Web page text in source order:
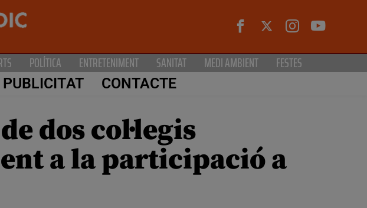
POLÍTICA ENTRETENIMENT SANITAT MEDI AMBIENT FESTES
PUBLICITAT CONTACTE
dos col·legis
a la participació a